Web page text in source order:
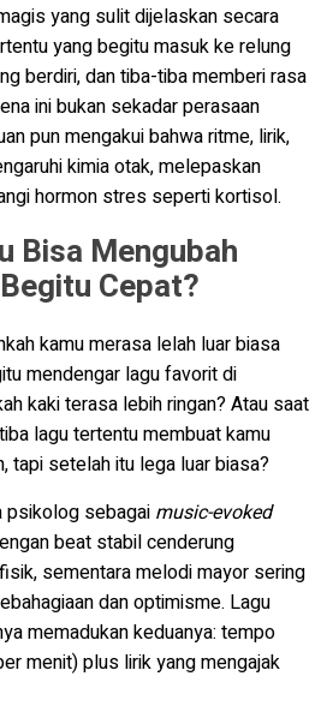
yang sulit dijelaskan secara
yang begitu masuk ke relung
berdiri, dan tiba-tiba memberi rasa
ini bukan sekadar perasaan
pun mengakui bahwa ritme, lirik,
kimia otak, melepaskan
hormon stres seperti kortisol.
Bisa Mengubah
Cepat?
kamu merasa lelah luar biasa
mendengar lagu favorit di
kaki terasa lebih ringan? Atau saat
lagu tertentu membuat kamu
tapi setelah itu lega luar biasa?
psikolog sebagai music-evoked
beat stabil cenderung
sementara melodi mayor sering
dan optimisme. Lagu
memadukan keduanya: tempo
menit) plus lirik yang mengajak